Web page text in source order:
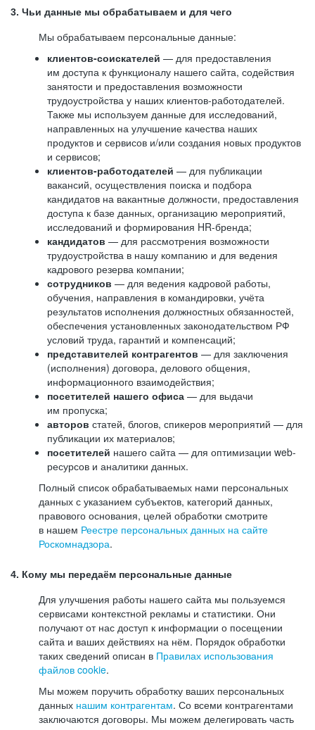
3. Чьи данные мы обрабатываем и для чего
Мы обрабатываем персональные данные:
клиентов-соискателей — для предоставления
им доступа к функционалу нашего сайта, содействия
занятости и предоставления возможности
трудоустройства у наших клиентов-работодателей.
Также мы используем данные для исследований,
направленных на улучшение качества наших
продуктов и сервисов и/или создания новых продуктов
и сервисов;
клиентов-работодателей — для публикации
вакансий, осуществления поиска и подбора
кандидатов на вакантные должности, предоставления
доступа к базе данных, организацию мероприятий,
исследований и формирования HR-бренда;
кандидатов — для рассмотрения возможности
трудоустройства в нашу компанию и для ведения
кадрового резерва компании;
сотрудников — для ведения кадровой работы,
обучения, направления в командировки, учёта
результатов исполнения должностных обязанностей,
обеспечения установленных законодательством РФ
условий труда, гарантий и компенсаций;
представителей контрагентов — для заключения
(исполнения) договора, делового общения,
информационного взаимодействия;
посетителей нашего офиса — для выдачи
им пропуска;
авторов статей, блогов, спикеров мероприятий — для
публикации их материалов;
посетителей нашего сайта — для оптимизации web-
ресурсов и аналитики данных.
Полный список обрабатываемых нами персональных
данных с указанием субъектов, категорий данных,
правового основания, целей обработки смотрите
в нашем Реестре персональных данных на сайте
Роскомнадзора.
4. Кому мы передаём персональные данные
Для улучшения работы нашего сайта мы пользуемся
сервисами контекстной рекламы и статистики. Они
получают от нас доступ к информации о посещении
сайта и ваших действиях на нём. Порядок обработки
таких сведений описан в Правилах использования
файлов cookie.
Мы можем поручить обработку ваших персональных
данных нашим контрагентам. Со всеми контрагентами
заключаются договоры. Мы можем делегировать часть